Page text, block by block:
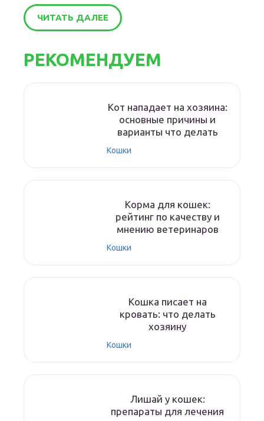
ЧИТАТЬ ДАЛЕЕ
РЕКОМЕНДУЕМ
Кот нападает на хозяина:
основные причины и
варианты что делать
Кошки
Корма для кошек:
рейтинг по качеству и
мнению ветеринаров
Кошки
Кошка писает на
кровать: что делать
хозяину
Кошки
Лишай у кошек:
препараты для лечения